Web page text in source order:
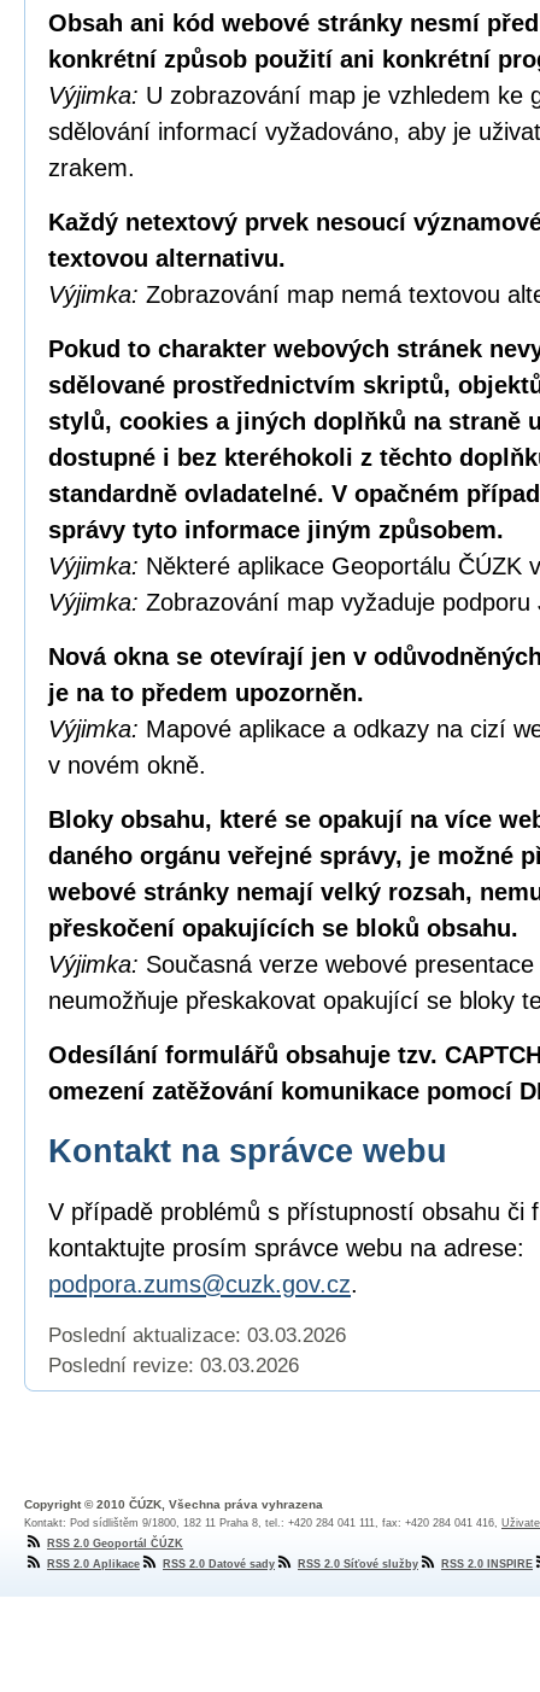
Obsah ani kód webové stránky nesmí
konkrétní způsob použití ani konkrétní
Výjimka: U zobrazování map je vzhledem ke
sdělování informací vyžadováno, aby je
zrakem.
Každý netextový prvek nesoucí
textovou alternativu.
Výjimka: Zobrazování map nemá textovou
Pokud to charakter webových stránek
sdělované prostřednictvím skriptů,
stylů, cookies a jiných doplňků na straně
dostupné i bez kteréhokoli z těchto
standardně ovladatelné. V opačném
správy tyto informace jiným způsobem.
Výjimka: Některé aplikace Geoportálu ČÚZK
Výjimka: Zobrazování map vyžaduje podporu
Nová okna se otevírají jen v
je na to předem upozorněn.
Výjimka: Mapové aplikace a odkazy na cizí
v novém okně.
Bloky obsahu, které se opakují na více
daného orgánu veřejné správy, je možné
webové stránky nemají velký rozsah,
přeskočení opakujících se bloků obsahu.
Výjimka: Současná verze webové
neumožňuje přeskakovat opakující se bloky
Odesílání formulářů obsahuje tzv.
omezení zatěžování komunikace pomocí
Kontakt na správce webu
V případě problémů s přístupností obsahu či
kontaktujte prosím správce webu na adrese:
podpora.zums@cuzk.gov.cz.
Poslední aktualizace: 03.03.2026
Poslední revize: 03.03.2026
Copyright © 2010 ČÚZK, Všechna práva vyhrazena
Kontakt: Pod sídlištěm 9/1800, 182 11 Praha 8, tel.: +420 284 041 111, fax: +420 284 041 416,
RSS 2.0 Geoportál ČÚZK
RSS 2.0 Aplikace
RSS 2.0 Datové sady RSS 2.0 Síťové služby RSS 2.0 INSPIRE